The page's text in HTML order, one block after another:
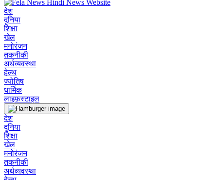
देश
दुनिया
शिक्षा
खेल
मनोरंजन
तकनीकी
अर्थव्यवस्था
हेल्थ
ज्योतिष
धार्मिक
लाइफ़स्टाइल
देश
दुनिया
शिक्षा
खेल
मनोरंजन
तकनीकी
अर्थव्यवस्था